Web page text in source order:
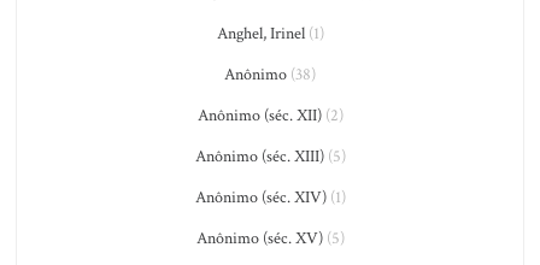
Anghel, Irinel(1)
Anônimo (38)
Anônimo (séc. XII)(2)
Anônimo (séc. XIII)(5)
Anônimo (séc. XIV)(1)
Anônimo (séc. XV)(5)